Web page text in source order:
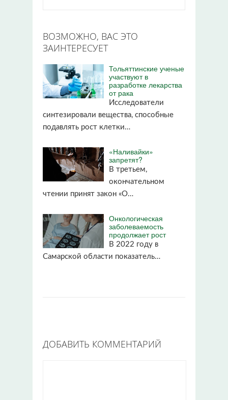
ВОЗМОЖНО, ВАС ЭТО
ЗАИНТЕРЕСУЕТ
Тольяттинские ученые
участвуют в
разработке лекарства
от рака
Исследователи
синтезировали вещества, способные
подавлять рост клетки…
«Наливайки»
запретят?
В третьем,
окончательном
чтении принят закон «О…
Онкологическая
заболеваемость
продолжает рост
В 2022 году в
Самарской области показатель…
ДОБАВИТЬ КОММЕНТАРИЙ